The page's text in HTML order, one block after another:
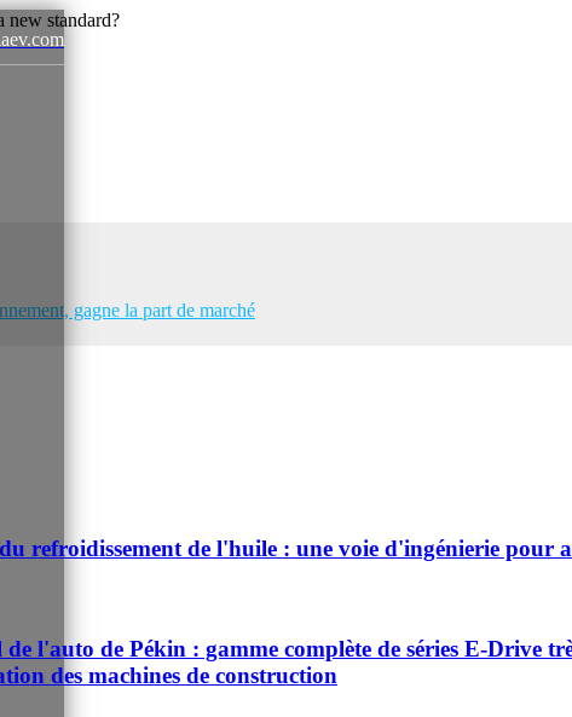
gagne la part de marché
refroidissement de l'huile : une voie d'ingénierie pour
l'auto de Pékin : gamme complète de séries E-Drive
des machines de construction